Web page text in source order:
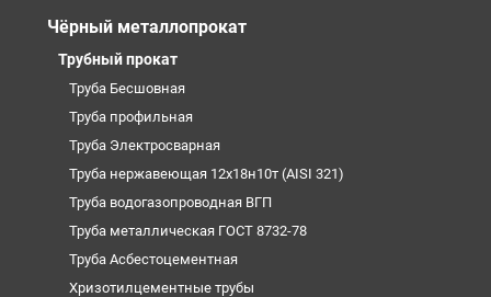
Чёрный металлопрокат
Трубный прокат
Труба Бесшовная
Труба профильная
Труба Электросварная
Труба нержавеющая 12х18н10т (AISI 321)
Труба водогазопроводная ВГП
Труба металлическая ГОСТ 8732-78
Труба Асбестоцементная
Хризотилцементные трубы